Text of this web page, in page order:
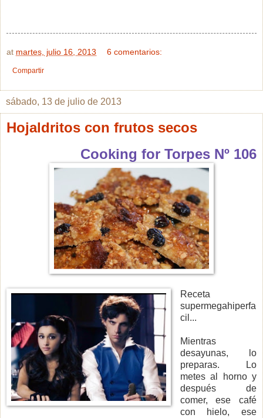
at martes, julio 16, 2013 6 comentarios:
Compartir
sábado, 13 de julio de 2013
Hojaldritos con frutos secos
Cooking for Torpes Nº 106
Receta
supermegahiperfa
cil...
Mientras
desayunas, lo
preparas. Lo
metes al horno y
después de
comer, ese café
con hielo, ese